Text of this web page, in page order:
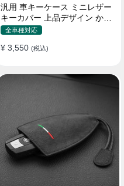
汎用 車キーケース ミニレザー
キーカバー 上品デザイン かわ
いい マカロン色
全車種対応
¥ 3,550 (税込)